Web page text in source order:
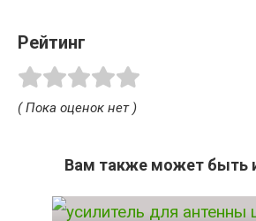
Рейтинг
( Пока оценок нет )
Вам также может быть